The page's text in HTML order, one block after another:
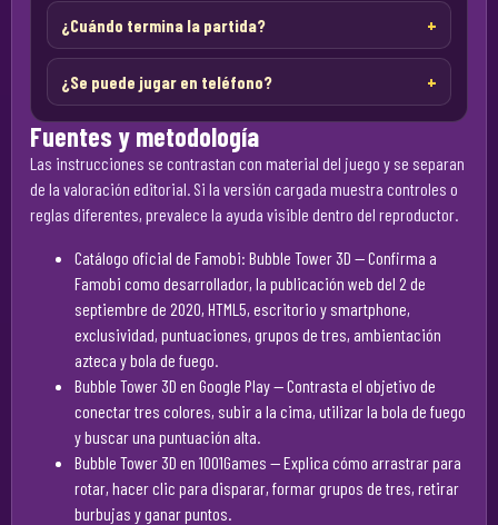
¿Cuándo termina la partida?
¿Se puede jugar en teléfono?
Fuentes y metodología
Las instrucciones se contrastan con material del juego y se separan
de la valoración editorial. Si la versión cargada muestra controles o
reglas diferentes, prevalece la ayuda visible dentro del reproductor.
Catálogo oficial de Famobi: Bubble Tower 3D — Confirma a
Famobi como desarrollador, la publicación web del 2 de
septiembre de 2020, HTML5, escritorio y smartphone,
exclusividad, puntuaciones, grupos de tres, ambientación
azteca y bola de fuego.
Bubble Tower 3D en Google Play— Contrasta el objetivo de
conectar tres colores, subir a la cima, utilizar la bola de fuego
y buscar una puntuación alta.
Bubble Tower 3D en 1001Games — Explica cómo arrastrar para
rotar, hacer clic para disparar, formar grupos de tres, retirar
burbujas y ganar puntos.